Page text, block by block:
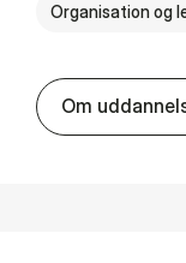
Organisation og
Om